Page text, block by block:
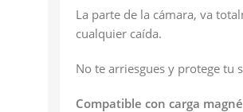
La parte de la cámara, va
cualquier caída.
No te arriesgues y protege tu
Compatible con carga